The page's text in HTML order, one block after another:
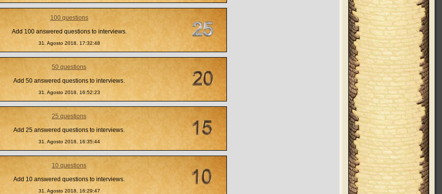
100 questions
Add 100 answered questions to interviews.
31. Agosto 2018, 17:32:48
50 questions
Add 50 answered questions to interviews.
31. Agosto 2018, 16:52:23
25 questions
Add 25 answered questions to interviews.
31. Agosto 2018, 16:35:44
10 questions
Add 10 answered questions to interviews.
31. Agosto 2018, 16:29:47